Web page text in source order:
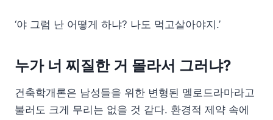
‘야 그럼 난 어떻게 하냐? 나도 먹고살아야지.’
누가 너 찌질한 거 몰라서 그러냐?
건축학개론은 남성들을 위한 변형된 멜로드라마라고
불러도 크게 무리는 없을 것 같다. 환경적 제약 속에